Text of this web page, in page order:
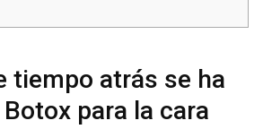
tiempo atrás se ha
para la cara